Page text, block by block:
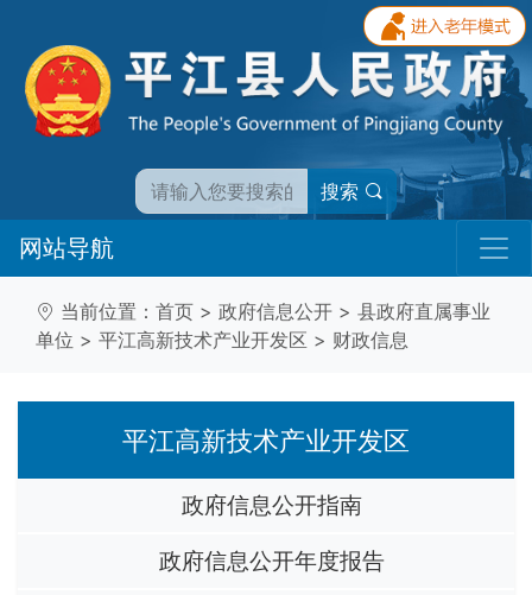
搜索
网站导航
当前位置： 首页 > 政府信息公开 > 县政府直属事业
单位 > 平江高新技术产业开发区 > 财政信息
平江高新技术产业开发区
政府信息公开指南
政府信息公开年度报告